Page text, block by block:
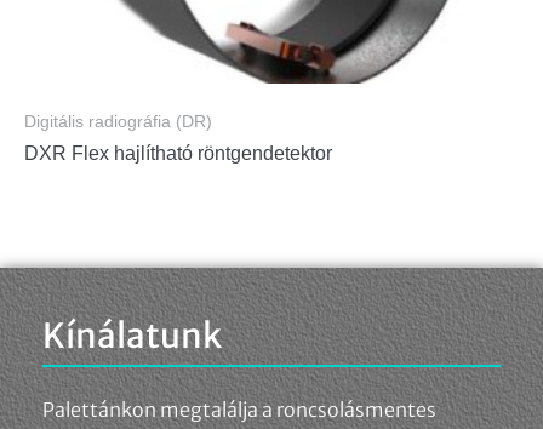
Digitális radiográfia (DR)
DXR Flex hajlítható röntgendetektor
Kínálatunk
Palettánkon megtalálja a roncsolásmentes